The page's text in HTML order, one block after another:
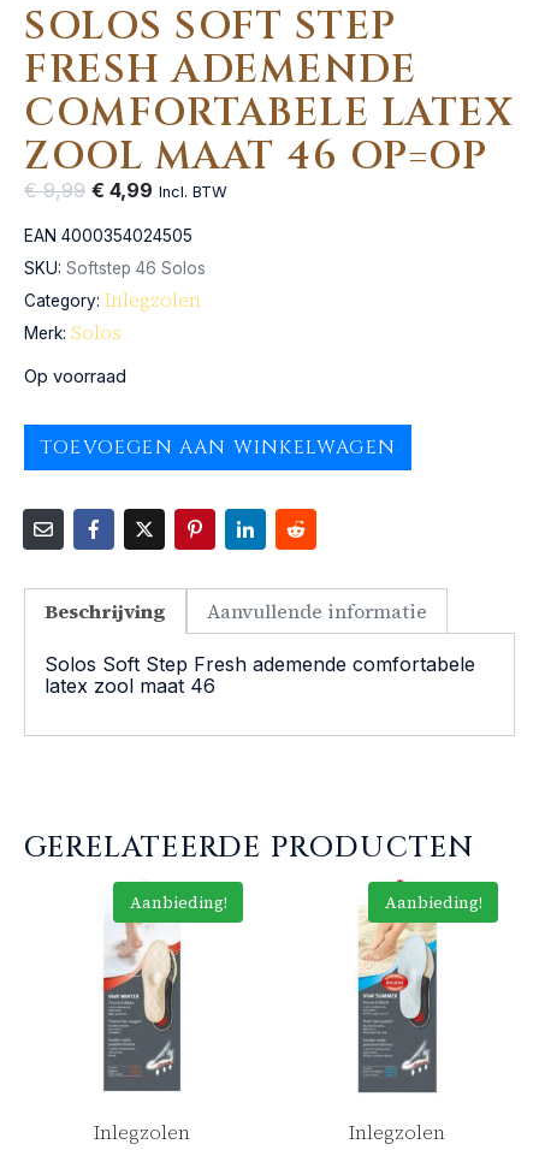
SOLOS SOFT STEP
FRESH ADEMENDE
COMFORTABELE LATEX
ZOOL MAAT 46 OP=OP
€9,99 € 4,99 Incl. BTW
EAN 4000354024505
SKU: Softstep 46 Solos
Category: Inlegzolen
Merk: Solos
Op voorraad
TOEVOEGEN AAN WINKELWAGEN
Beschrijving Aanvullende informatie
Solos Soft Step Fresh ademende comfortabele
latex zool maat 46
GERELATEERDE PRODUCTEN
Aanbieding!
Inlegzolen
Aanbieding!
Inlegzolen